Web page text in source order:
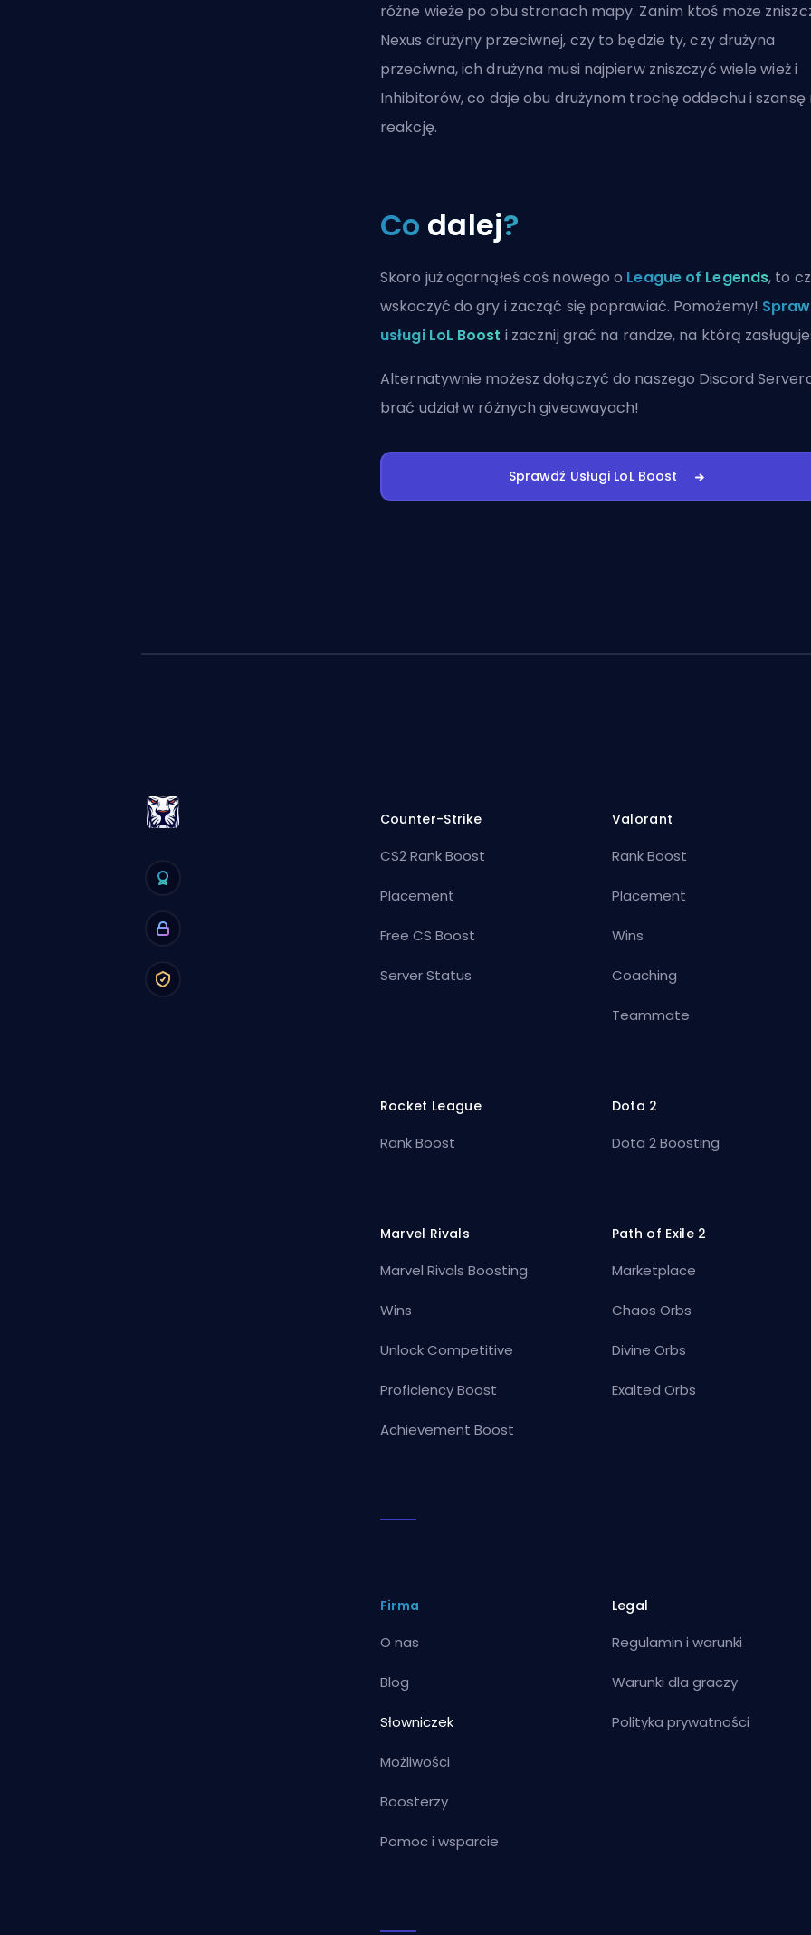
różne wieże po obu stronach mapy. Zanim ktoś może
Nexus drużyny przeciwnej, czy to będzie ty, czy drużyna
przeciwna, ich drużyna musi najpierw zniszczyć wiele wież i
Inhibitorów, co daje obu drużynom trochę oddechu i szansę
reakcję.
Co dalej?
Skoro już ogarnąłeś coś nowego o League of Legends, to
wskoczyć do gry i zacząć się poprawiać. Pomożemy!
usługi LoL Boost i zacznij grać na randze, na którą
Alternatywnie możeszdołączyć do naszego Discord
brać udział w różnych giveawayach!
Sprawdź Usługi LoL Boost
Counter-Strike
CS2 Rank Boost
Placement
Free CS Boost
Server Status
Valorant
Rank Boost
Placement
Wins
Coaching
Teammate
Rocket League
Rank Boost
Dota 2
Dota 2 Boosting
Marvel Rivals
Marvel Rivals Boosting
Wins
Unlock Competitive
Proficiency Boost
Achievement Boost
Path of Exile 2
Marketplace
Chaos Orbs
Divine Orbs
Exalted Orbs
Firma
O nas
Blog
Słowniczek
Możliwości
Boosterzy
Pomoc i wsparcie
Legal
Regulamin i warunki
Warunki dla graczy
Polityka prywatności